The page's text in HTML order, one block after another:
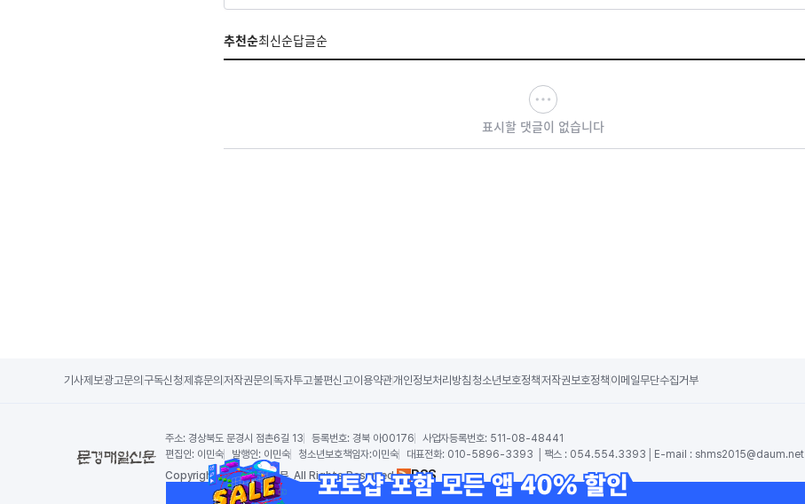
추천순최신순답글순
표시할 댓글이 없습니다
기사제보광고문의 구독신청제휴문의 저작권문의 독자투고불편신고이용약관개인정보처리방침 청소년보호정책저작권보호정책 이메일무단수집거부
주소: 경상북도 문경시 점촌6길 13 등록번호: 경북 아00176 사업자등록번호: 511-08-48441
편집인: 이민숙 발행인: 이민숙 청소년보호책임자:이민숙 대표전화: 010-5896-3393 │팩스 : 054.554.3393│E-mail : shms2015@daum.net
Copyright by 문경매일신문, All Rights Reserved. RSS